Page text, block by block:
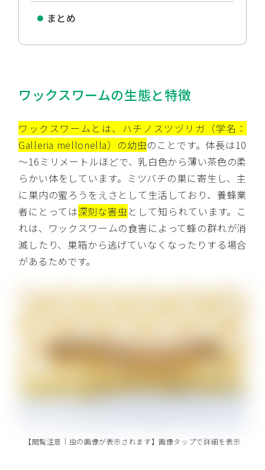
まとめ
ワックスワームの生態と特徴
ワックスワームとは、ハチノスツヅリガ（学名：
Galleria mellonella）の幼虫のことです。体長は10
～16ミリメートルほどで、乳白色から薄い茶色の柔
らかい体をしています。ミツバチの巣に寄生し、主
に巣内の蜜ろうをえさとして生活しており、養蜂業
者にとっては深刻な害虫 として知られています。こ
れは、ワックスワームの食害によって蜂の群れが消
滅したり、巣箱から逃げていなくなったりする場合
があるためです。
【閲覧注意｜虫の画像が表示されます】画像タップで詳細を表示